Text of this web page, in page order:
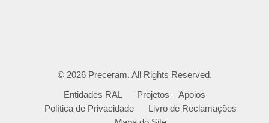
© 2026 Preceram. All Rights Reserved.
Entidades RAL
Projetos – Apoios
Política de Privacidade
Livro de Reclamações